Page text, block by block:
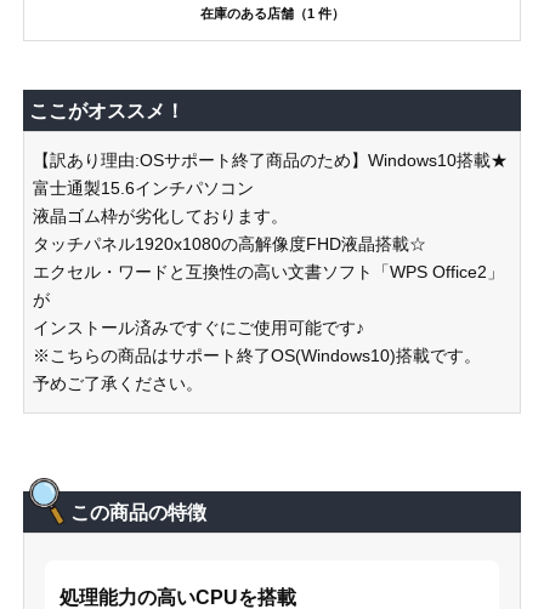
在庫のある店舗（1 件）
ここがオススメ！
【訳あり理由:OSサポート終了商品のため】Windows10搭載★
富士通製15.6インチパソコン
液晶ゴム枠が劣化しております。
タッチパネル1920x1080の高解像度FHD液晶搭載☆
エクセル・ワードと互換性の高い文書ソフト「WPS Office2」
が
インストール済みですぐにご使用可能です♪
※こちらの商品はサポート終了OS(Windows10)搭載です。
予めご了承ください。
この商品の特徴
処理能力の高いCPUを搭載